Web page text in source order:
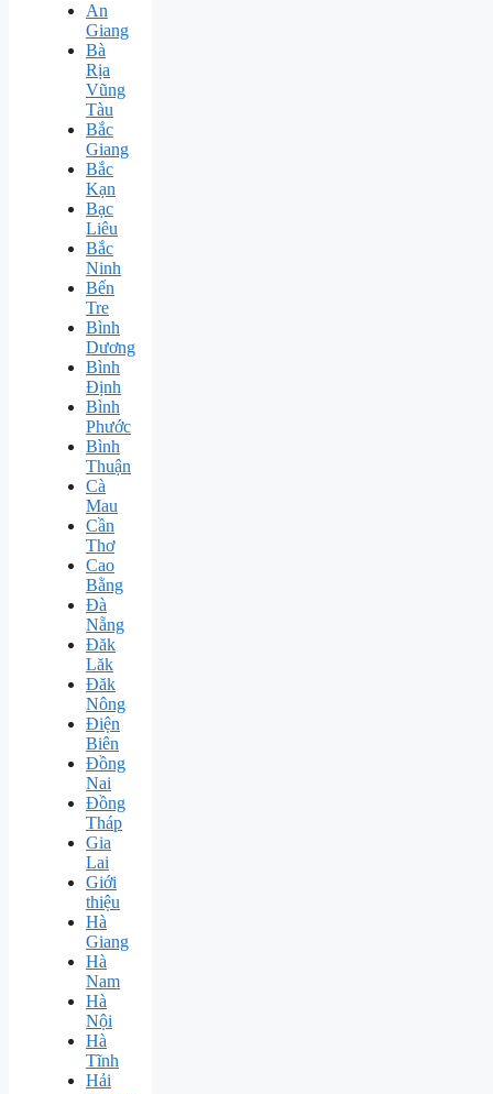
An
Giang
Bà
Rịa
Vũng
Tàu
Bắc
Giang
Bắc
Kạn
Bạc
Liêu
Bắc
Ninh
Bến
Tre
Bình
Dương
Bình
Định
Bình
Phước
Bình
Thuận
Cà
Mau
Cần
Thơ
Cao
Bằng
Đà
Nẵng
Đăk
Lăk
Đăk
Nông
Điện
Biên
Đồng
Nai
Đồng
Tháp
Gia
Lai
Giới
thiệu
Hà
Giang
Hà
Nam
Hà
Nội
Hà
Tĩnh
Hải